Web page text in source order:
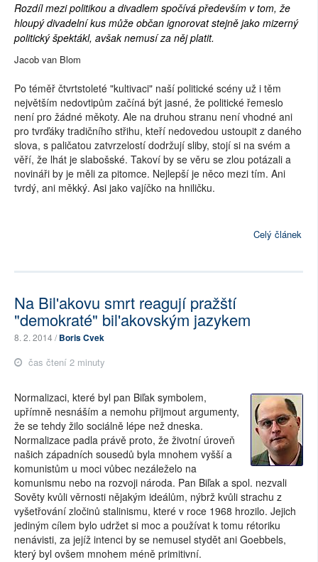
Rozdíl mezi politikou a divadlem spočívá především v tom, že
hloupý divadelní kus může občan ignorovat stejně jako mizerný
politický špektákl, avšak nemusí za něj platit.
Jacob van Blom
Po téměř čtvrtstoleté "kultivaci" naší politické scény už i těm
největším nedovtipům začíná být jasné, že politické řemeslo
není pro žádné měkoty. Ale na druhou stranu není vhodné ani
pro tvrďáky tradičního střihu, kteří nedovedou ustoupit z daného
slova, s paličatou zatvrzelostí dodržují sliby, stojí si na svém a
věří, že lhát je slabošské. Takoví by se věru se zlou potázali a
novináři by je měli za pitomce. Nejlepší je něco mezi tím. Ani
tvrdý, ani měkký. Asi jako vajíčko na hniličku.
Celý článek
Na Bil'akovu smrt reagují pražští
"demokraté" bil'akovským jazykem
8. 2. 2014 /Boris Cvek
čas čtení 2 minuty
Normalizaci, které byl pan Biľak symbolem,
upřímně nesnáším a nemohu přijmout argumenty,
že se tehdy žilo sociálně lépe než dneska.
Normalizace padla právě proto, že životní úroveň
našich západních sousedů byla mnohem vyšší a
komunistům u moci vůbec nezáleželo na
komunismu nebo na rozvoji národa. Pan Biľak a spol. nezvali
Sověty kvůli věrnosti nějakým ideálům, nýbrž kvůli strachu z
vyšetřování zločinů stalinismu, které v roce 1968 hrozilo. Jejich
jediným cílem bylo udržet si moc a používat k tomu rétoriku
nenávisti, za jejíž intenci by se nemusel stydět ani Goebbels,
který byl ovšem mnohem méně primitivní.